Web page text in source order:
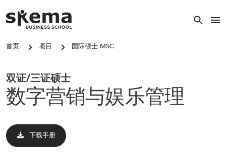
热门搜索
首页 项目 国际硕士 MSC
双证/三证硕士
数字营销与娱乐管理
下载手册
图像